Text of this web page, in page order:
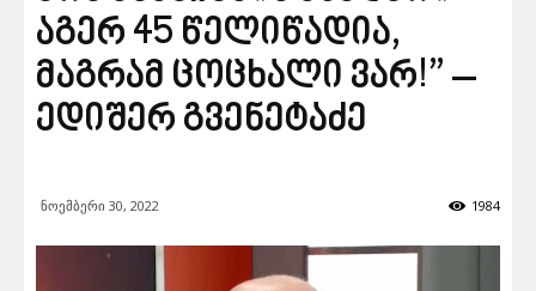
აგერ 45 წელიწადია,
მაგრამ ცოცხალი ვარ!” –
ედიშერ გვენეტაძე
ნოემბერი 30, 2022 1984